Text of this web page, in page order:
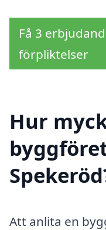
Få 3
förpliktelser
Hur
Att anlita en